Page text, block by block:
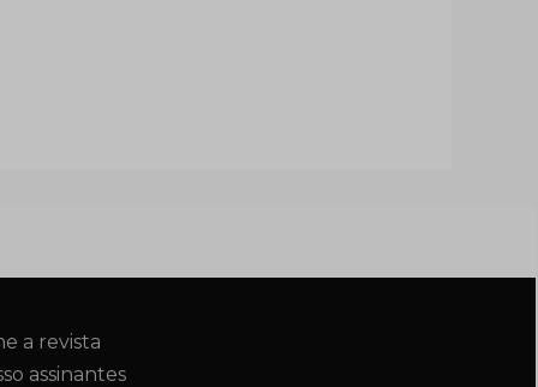
a revista
assinantes